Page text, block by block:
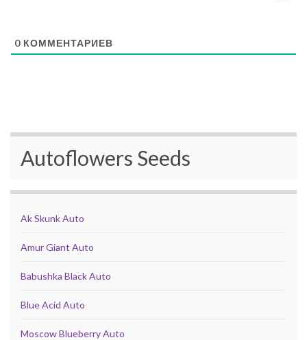
0 КОММЕНТАРИЕВ
Autoflowers Seeds
Ak Skunk Auto
Amur Giant Auto
Babushka Black Auto
Blue Acid Auto
Moscow Blueberry Auto